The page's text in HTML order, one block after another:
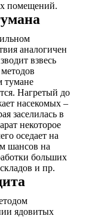
помещений.
аналогичен
взвесь
тумане
Нагретый до
насекомых –
заселилась в
некоторое
оседает на
шансов на
больших
и пр.
ядовитых